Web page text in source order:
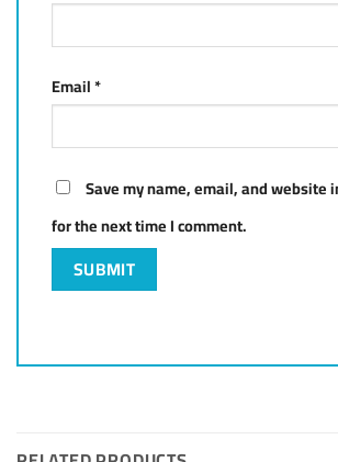
Email*
Save my name, email, and website
for the next time I comment.